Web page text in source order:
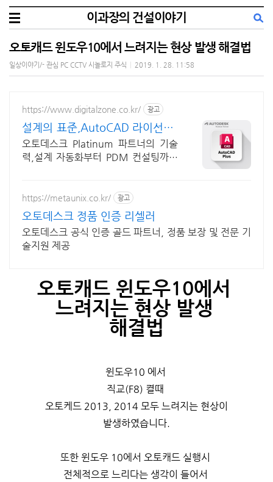
이과장의 건설이야기
오토캐드 윈도우10에서 느려지는 현상 발생 해결법
일상이야기/- 관심 PC CCTV 시놀로지 주식 2019. 1. 28. 11:58
https://www.digitalzone.co.kr/ 광고
설계의 표준,AutoCAD 라이선스/
상업용
오토데스크 Platinum 파트너의 기술
력,설계 자동화부터 PDM 컨설팅까지
https://metaunix.co.kr/ 광고
오토데스크 정품 인증 리셀러
오토데스크 공식 인증 골드 파트너, 정품 보장 및 전문 기
술지원 제공
오토캐드 윈도우10에서
느려지는 현상 발생
해결법
윈도우10 에서
직교(F8) 켤때
오토케드 2013, 2014 모두 느려지는 현상이
발생하였습니다.
또한 윈도우 10에서 오토캐드 실행시
전체적으로 느리다는 생각이 들어서